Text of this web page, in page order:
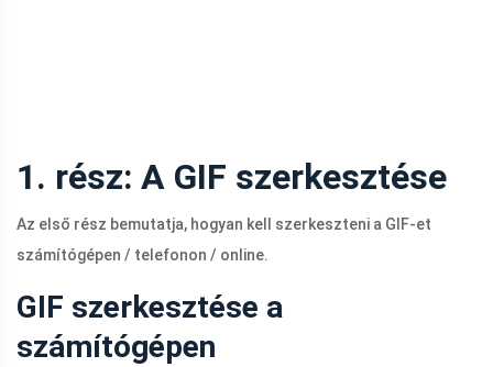
1. rész: A GIF szerkesztése
Az első rész bemutatja, hogyan kell szerkeszteni a GIF-et
számítógépen / telefonon / online.
GIF szerkesztése a
számítógépen